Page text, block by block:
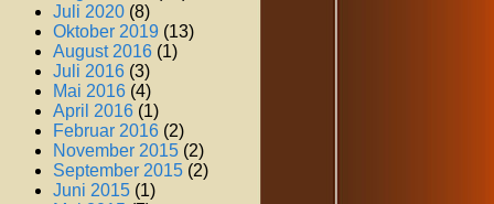
Juli 2020 (8)
Oktober 2019 (13)
August 2016 (1)
Juli 2016 (3)
Mai 2016 (4)
April 2016 (1)
Februar 2016 (2)
November 2015 (2)
September 2015 (2)
Juni 2015 (1)